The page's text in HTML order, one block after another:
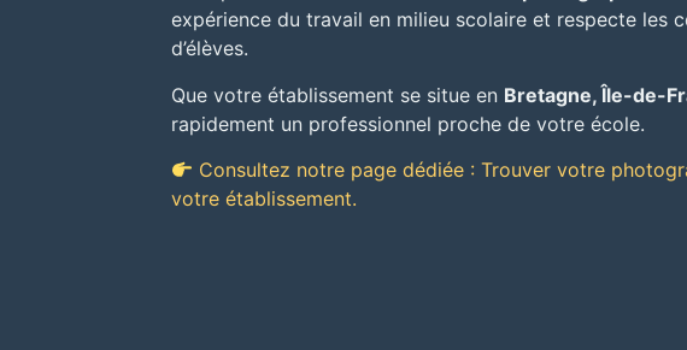
expérience du travail en milieu scolaire et respecte les
d’élèves.
Que votre établissement se situe en Bretagne, Île-de-
rapidement un professionnel proche de votre école.
Consultez notre page dédiée : Trouver votre
votre établissement.